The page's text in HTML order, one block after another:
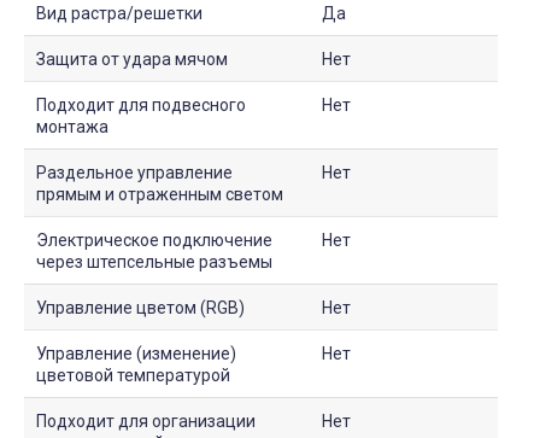
Вид растра/решетки Да
Защита от удара мячом Нет
Подходит для подвесного
монтажа
Нет
Раздельное управление
прямым и отраженным светом
Нет
Электрическое подключение
через штепсельные разъемы
Нет
Управление цветом (RGB) Нет
Управление (изменение)
цветовой температурой
Нет
Подходит для организации
Нет